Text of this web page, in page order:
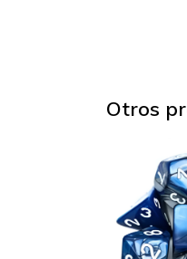
Otros